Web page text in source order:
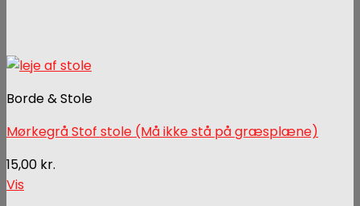
Borde & Stole
Mørkegrå Stof stole (Må ikke stå på græsplæne)
15,00 kr.
Vis